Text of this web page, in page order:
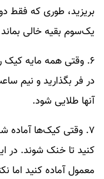
بریزید، طوری که فقط
یک‌سوم بقیه خالی
۶. وقتی همه مایه کیک
در فر بگذارید و نیم
آنها طلایی شود.
۷. وقتی کیک‌ها آماده
کنید تا خنک شوند. در
معمول آماده کنید